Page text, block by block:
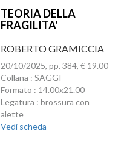
TEORIA DELLA
FRAGILITA'
ROBERTO GRAMICCIA
20/10/2025, pp. 384, € 19.00
Collana : SAGGI
Formato : 14.00x21.00
Legatura : brossura con
alette
Vedi scheda